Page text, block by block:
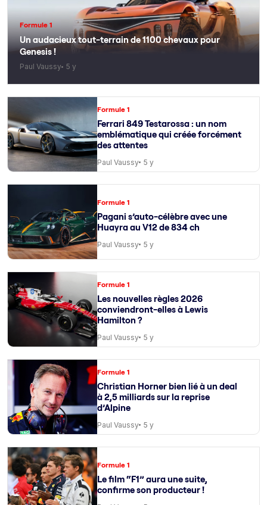
Formule 1
Un audacieux tout-terrain de 1100 chevaux pour
Genesis !
Paul Vaussy 5 y
Formule 1
Ferrari 849 Testarossa : un nom
emblématique qui créée forcément
des attentes
Paul Vaussy 5 y
Formule 1
Pagani s’auto-célèbre avec une
Huayra au V12 de 834 ch
Paul Vaussy 5 y
Formule 1
Les nouvelles règles 2026
conviendront-elles à Lewis
Hamilton ?
Paul Vaussy 5 y
Formule 1
Christian Horner bien lié à un deal
à 2,5 milliards sur la reprise
d’Alpine
Paul Vaussy 5 y
Formule 1
Le film “F1” aura une suite,
confirme son producteur !